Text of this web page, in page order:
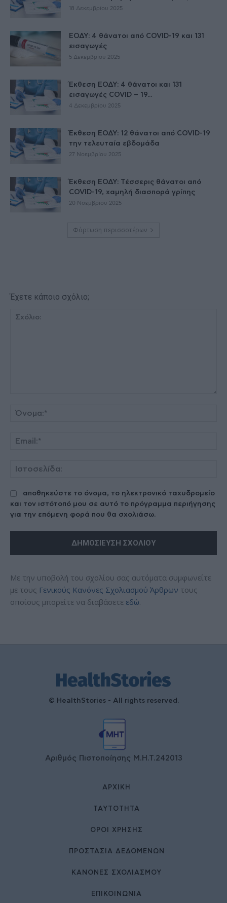
18 Δεκεμβρίου 2025
ΕΟΔΥ: 4 θάνατοι από COVID-19 και 131
εισαγωγές
5 Δεκεμβρίου 2025
Έκθεση ΕΟΔΥ: 4 θάνατοι και 131
εισαγωγές COVID – 19...
4 Δεκεμβρίου 2025
Έκθεση ΕΟΔΥ: 12 θάνατοι από COVID-19
την τελευταία εβδομάδα
27 Νοεμβρίου 2025
Έκθεση ΕΟΔΥ: Τέσσερις θάνατοι από
COVID-19, χαμηλή διασπορά γρίπης
20 Νοεμβρίου 2025
Φόρτωση περισσοτέρων
Έχετε κάποιο σχόλιο;
αποθηκεύστε το όνομα, το ηλεκτρονικό ταχυδρομείο
και τον ιστότοπό μου σε αυτό το πρόγραμμα περιήγησης
για την επόμενη φορά που θα σχολιάσω.
Με την υποβολή του σχολίου σας αυτόματα συμφωνείτε
με τους Γενικούς Κανόνες Σχολιασμού Άρθρων τους
οποίους μπορείτε να διαβάσετε εδώ.
© HealthStories - All rights reserved.
Αριθμός Πιστοποίησης Μ.Η.Τ.242013
ΑΡΧΙΚΉ
ΤΑΥΤΌΤΗΤΑ
ΌΡΟΙ ΧΡΉΣΗΣ
ΠΡΟΣΤΑΣΙΑ ΔΕΔΟΜΕΝΩΝ
ΚΑΝΟΝΕΣ ΣΧΟΛΙΑΣΜΟΥ
ΕΠΙΚΟΙΝΩΝΊΑ